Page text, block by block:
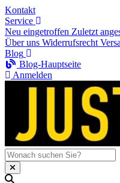
Kontakt
Service
Neu eingetroffen Zuletzt
Über uns Widerrufsrecht
Blog
Blog-Hauptseite
Anmelden